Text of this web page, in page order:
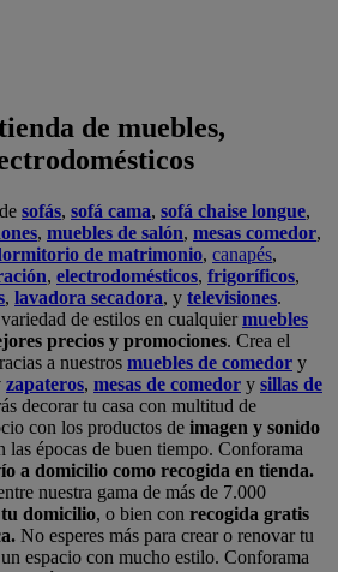
de muebles,
sofás, sofá cama, sofá chaise longue,
, muebles de salón, mesas comedor,
de matrimonio, canapés,
, electrodomésticos, frigoríficos,
, lavadora secadora, y televisiones.
de estilos en cualquiermuebles
precios y promociones. Crea el
a nuestros muebles de comedor y
zapateros, mesas de comedor y sillas de
decorar tu casa con multitud de
con los productos de imagen y sonido
las épocas de buen tiempo. Conforama
a domicilio como recogida en tienda.
nuestra gama de más de 7.000
domicilio, o bien con recogida gratis
No esperes más para crear o renovar tu
espacio con mucho estilo. Conforama